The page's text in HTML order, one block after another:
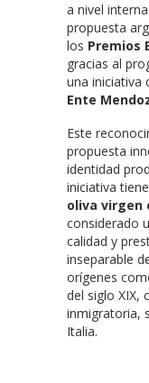
a nivel
propuesta
los Premios
gracias al
una iniciativa
Ente
Este
propuesta
identidad
iniciativa
oliva virgen
considerado
calidad y
inseparable
orígenes
del siglo XIX,
inmigratoria,
Italia.